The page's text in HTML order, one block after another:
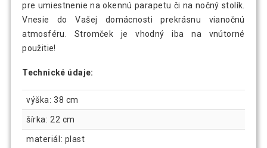
pre umiestnenie na okennú parapetu či na nočný stolík.
Vnesie do Vašej domácnosti prekrásnu vianočnú
atmosféru. Stromček je vhodný iba na vnútorné
použitie!
Technické údaje:
výška: 38 cm
šírka: 22 cm
materiál: plast